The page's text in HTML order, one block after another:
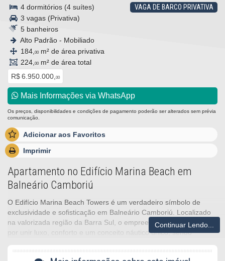
VAGA DE BARCO PRIVATIVA
4 dormitórios (4 suítes)
3 vagas (Privativa)
5 banheiros
Alto Padrão - Mobiliado
184, 00 m² de área privativa
224, 00 m² de área total
R$ 6.950.000, 00
Mais Informações via WhatsApp
Os preços, disponibilidades e condições de pagamento poderão ser alterados sem prévia
comunicação.
Adicionar aos Favoritos
Imprimir
Apartamento no Edifício Marina Beach em
Balneário Camboriú
O Edifício Marina Beach Towers é um verdadeiro símbolo de
exclusividade e sofisticação em Balneário Camboriú. Localizado
na valorizada região da Barra Sul, o empreendimento se destaca
por unir luxo, conforto e um conceito náutico único, sendo
beira-mar.
Continuar Lendo...